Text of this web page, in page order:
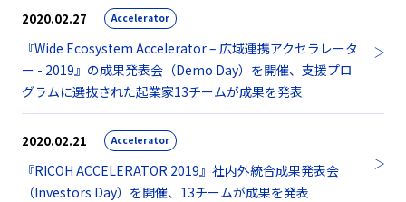
2020.02.27 Accelerator
『Wide Ecosystem Accelerator – 広域連携アクセラレータ
ー - 2019』の成果発表会（Demo Day）を開催、支援プロ
グラムに選抜された起業家13チームが成果を発表
2020.02.21 Accelerator
『RICOH ACCELERATOR 2019』社内外統合成果発表会
（Investors Day）を開催、13チームが成果を発表